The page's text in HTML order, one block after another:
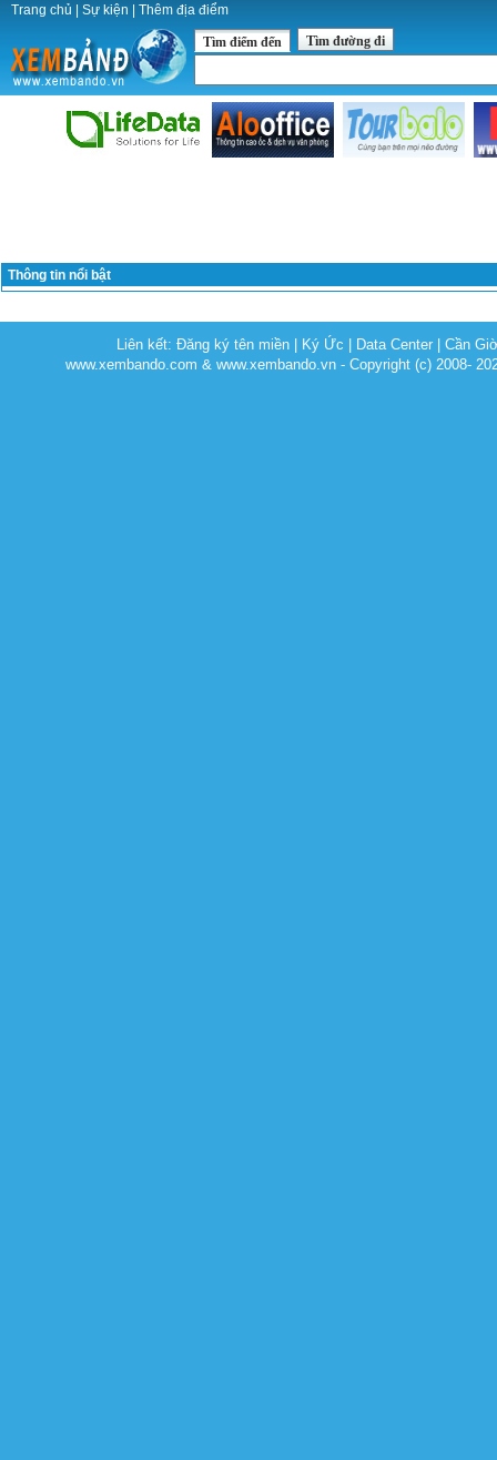
Trang chủ Sự kiện Thêm địa điểm
Tìm điểm đến Tìm đường đi
Thông tin nổi bật
Liên kết:Đăng ký tên miền Ký Ức Data Center |Cần
www.xembando.com & www.xembando.vn - Copyright (c) 2008-